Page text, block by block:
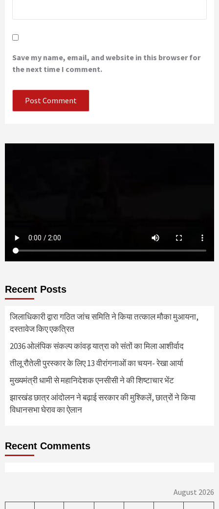
Save my name, email, and website in this browser for
the next time I comment.
Recent Posts
जिलाधिकारी द्वारा गठित जांच समिति ने किया तत्काल मौका मुआयना,
दस्तावेज किए एकत्रित
2036 ओलंपिक संकल्प कांवड़ यात्रा को संतों का मिला आशीर्वाद
तीलू रौतेली पुरस्कार के लिए 13 वीरांगनाओं का चयन- रेखा आर्या
मुख्यमंत्री धामी से महानिदेशक एनसीसी ने की शिष्टाचार भेंट
झारखंड छात्र आंदोलन ने बढ़ाई सरकार की मुश्किलें, छात्रों ने किया
विधानसभा घेराव का ऐलान
Recent Comments
August 2026